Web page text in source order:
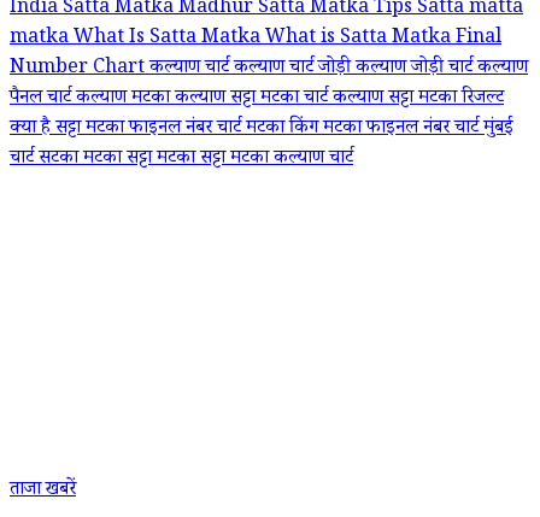
IndiaSatta Matka MadhurSatta Matka TipsSatta matta
matkaWhat Is Satta MatkaWhat is Satta Matka Final
Number Chartकल्याण चार्टकल्याण चार्ट जोड़ीकल्याण जोड़ी चार्टकल्याण
पैनल चार्टकल्याण मटकाकल्याण सट्टा मटका चार्टकल्याण सट्टा मटका रिजल्ट
क्या है सट्टा मटका फाइनल नंबर चार्टमटका किंगमटका फाइनल नंबर चार्टमुंबई
चार्टसटका मटकासट्टा मटकासट्टा मटका कल्याण चार्ट
ताजा खबरें